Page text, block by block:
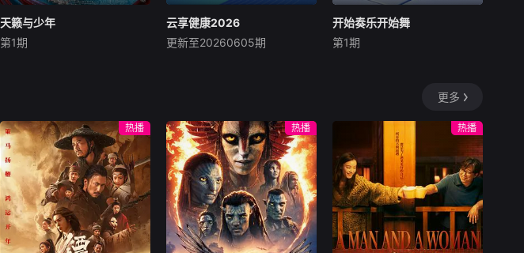
天籁与少年
未知
艺。本项目以“铸牢中华民族
共同体意识”为魂，根植中华
优秀传统文化。节目以“向内
聚拢，唱给家国；
天籁与少年
第1期
云享健康2026
未知
康中国宣传委员会支持的全媒
体健康科普品牌节目。节目秉
承“每个人是自己健康第一责
任人”的理念，以权威、科
学、实用、贴近为宗。
云享健康2026
更新至20260605期
开始奏乐开始舞
余佳运
键开启人生“事业模式”，在节
联合每期的宝藏飞行嘉宾，一
起打造不比赛、没压力、单纯
因“想要一首爆款”而相聚的周
末事业局，
开始奏乐开始舞
第1期
更多
热播 热播 热播